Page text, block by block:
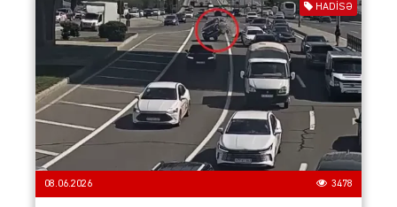
HADISƏ
08.06.2026 3478